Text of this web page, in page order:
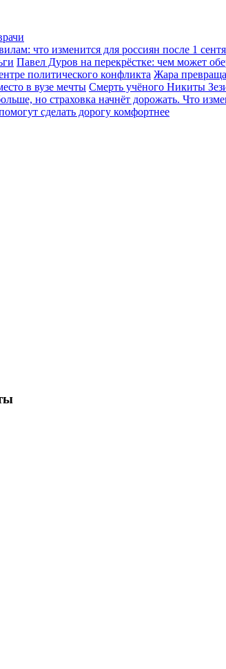
что изменится для россиян после 1
Павел Дуров на перекрёстке: чем может
политического конфликта Жара
в вузе мечты Смерть учёного Никиты
но страховка начнёт дорожать. Что
сделать дорогу комфортнее